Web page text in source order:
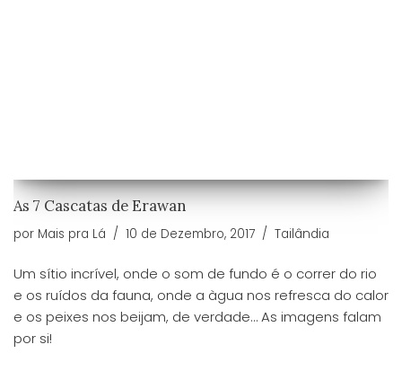
As 7 Cascatas de Erawan
por Mais pra Lá 10 de Dezembro, 2017 Tailândia
Um sítio incrível, onde o som de fundo é o correr do rio
e os ruídos da fauna, onde a àgua nos refresca do calor
e os peixes nos beijam, de verdade… As imagens falam
por si!